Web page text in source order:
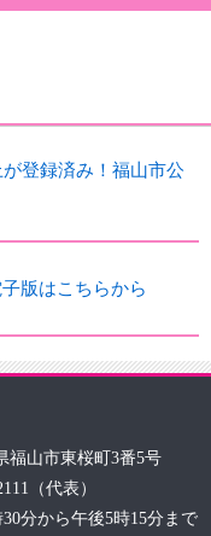
登録済み！福山市公
版はこちらから
山市東桜町3番5号
（代表）
分から午後5時15分まで